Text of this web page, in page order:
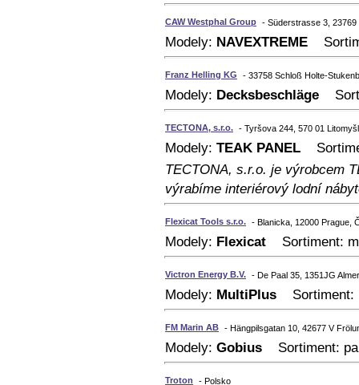
CAW Westphal Group - Süderstrasse 3,
Modely: NAVEXTREME
Franz Helling KG - 33758 Schloß Holte-
Modely: Decksbeschläge
TECTONA, s.r.o. - Tyršova 244, 570 01
Modely: TEAK PANEL
TECTONA, s.r.o. je výrobcem
výrabíme interiérový lodní
Flexicat Tools s.r.o. - Blanicka, 12000 Prague,
Modely: Flexicat Sortiment:
Victron Energy B.V. - De Paal 35, 1351JG
Modely: MultiPlus Sortiment:
FM Marin AB - Hängpilsgatan 10, 42677 V
Modely: Gobius Sortiment:
Troton - Polsko